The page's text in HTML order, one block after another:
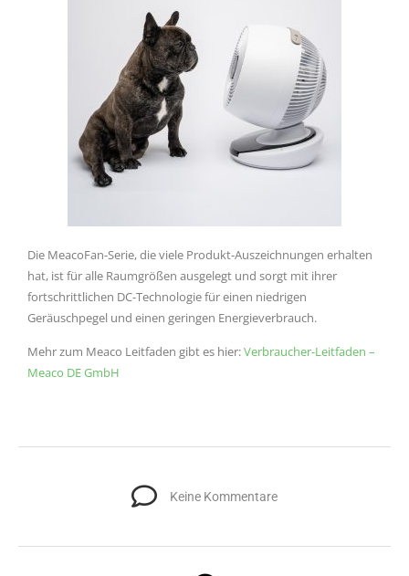
Die MeacoFan-Serie, die viele Produkt-Auszeichnungen erhalten
hat, ist für alle Raumgrößen ausgelegt und sorgt mit ihrer
fortschrittlichen DC-Technologie für einen niedrigen
Geräuschpegel und einen geringen Energieverbrauch.
Mehr zum Meaco Leitfaden gibt es hier:Verbraucher-Leitfaden –
Meaco DE GmbH
Keine Kommentare